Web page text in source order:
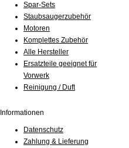
Spar-Sets
Staubsaugerzubehör
Motoren
Komplettes Zubehör
Alle Hersteller
Ersatzteile geeignet für
Vorwerk
Reinigung / Duft
Informationen
Datenschutz
Zahlung & Lieferung